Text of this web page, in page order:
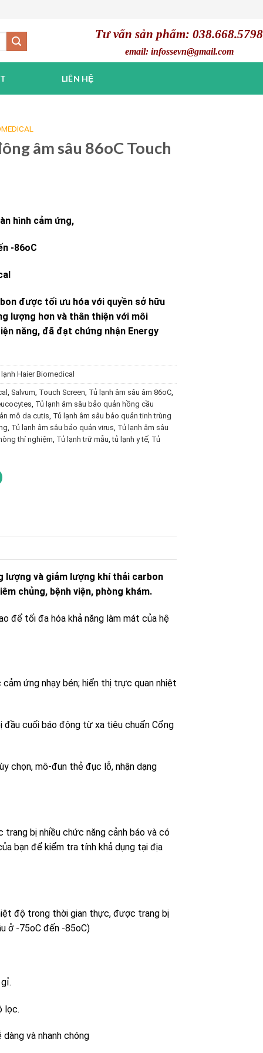
Tư vấn sản phẩm: 038.668.5798
email: infossevn@gmail.com
LIÊN HỆ
âm sâu 86oC Touch
hình cảm ứng,
-86oC
được tối ưu hóa với quyền sở hữu
lượng hơn và thân thiện với môi
năng, đã đạt chứng nhận Energy
Haier Biomedical
, Salvum, Touch Screen, Tủ lạnh âm sâu âm 86oC,
, Tủ lạnh âm sâu bảo quản hồng cầu
mô da cutis, Tủ lạnh âm sâu bảo quản tinh trùng
, Tủ lạnh âm sâu bảo quản virus, Tủ lạnh âm sâu
thí nghiệm, Tủ lạnh trữ mẫu,tủ lạnh y tế, Tủ
và giảm lượng khí thải carbon
chủng, bệnh viện, phòng khám.
để tối đa hóa khả năng làm mát của hệ
ứng nhạy bén; hiển thị trực quan nhiệt
cuối báo động từ xa tiêu chuẩn Cổng
chọn, mô-đun thẻ đục lỗ, nhận dạng
bị nhiều chức năng cảnh báo và có
bạn để kiểm tra tính khả dụng tại địa
độ trong thời gian thực, được trang bị
ở -75oC đến -85oC)
lọc.
và nhanh chóng